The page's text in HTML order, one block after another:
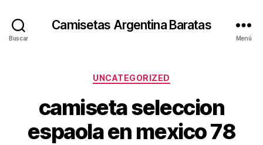
Buscar
Camisetas Argentina Baratas
Menú
Categorías
UNCATEGORIZED
camiseta seleccion
espaola en mexico 78